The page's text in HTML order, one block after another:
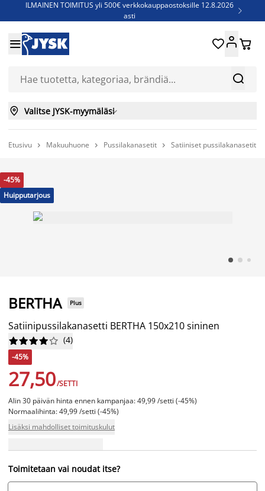
ILMAINEN TOIMITUS yli 500€ verkkokauppaostoksille 12.8.2026
asti

Jenkkisänkyjä - Säästä jopa 60%


 
 Valitse JYSK-myymäläsi
Etusivu  Makuuhuone  Pussilakanasetit  Satiiniset pussilakanasetit
-45%
Huipputarjous
BERTHA Plus
Satiinipussilakanasetti BERTHA 150x210 sininen





 (4)
-45%
27,50/SETTI
Alin 30 päivän hinta ennen kampanjaa: 49,99 /setti (-45%)
Normaalihinta: 49,99 /setti (-45%)
Lisäksi mahdolliset toimituskulut
Toimitetaan vai noudat itse?